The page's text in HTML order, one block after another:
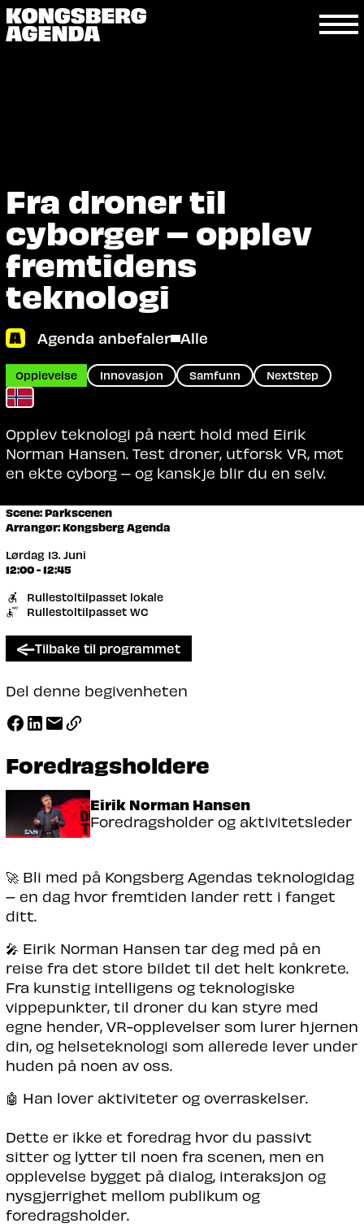
Fra droner til
cyborger – opplev
fremtidens
teknologi
Agenda anbefaler Alle
Opplevelse Innovasjon Samfunn NextStep
Opplev teknologi på nært hold med Eirik
Norman Hansen. Test droner, utforsk VR, møt
en ekte cyborg – og kanskje blir du en selv.
Scene: Parkscenen
Arrangør: Kongsberg Agenda
Lørdag 13. Juni
12:00 - 12:45
Rullestoltilpasset lokale
Rullestoltilpasset WC
Tilbake til programmet
Del denne begivenheten
Foredragsholdere
Eirik Norman Hansen
Foredragsholder og aktivitetsleder
🚀 Bli med på Kongsberg Agendas teknologidag
– en dag hvor fremtiden lander rett i fanget
ditt.
🎤 Eirik Norman Hansen tar deg med på en
reise fra det store bildet til det helt konkrete.
Fra kunstig intelligens og teknologiske
vippepunkter, til droner du kan styre med
egne hender, VR-opplevelser som lurer hjernen
din, og helseteknologi som allerede lever under
huden på noen av oss.
🤖 Han lover aktiviteter og overraskelser.
Dette er ikke et foredrag hvor du passivt
sitter og lytter til noen fra scenen, men en
opplevelse bygget på dialog, interaksjon og
nysgjerrighet mellom publikum og
foredragsholder.